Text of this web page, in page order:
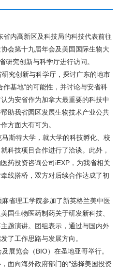
内高新区及科技局的科技代表前往
会第十九届年会及美国国际生物大
研究创新与科学厅进行访问。
究创新与科学厅，探讨广东的地市
基地”的可能性，并讨论与安省科
为安省作为加拿大最重要的科技中
助我省园区发展生物技术产业公共
方面大有可为。
斯特大学，就大学的科技孵化、校
科技项目合作进行了洽谈。此外，
药投资咨询公司iEXP，为我省相关
线搭桥，双方对后续合作达成了初
省理工学院参加了新英格兰美中医
国生物医药制药关于研发新科技、
题演讲。团组表示，通过与国内外
了工作思路与发展方向。
展览会（BIO）在圣地亚哥举行。
面向海外政府部门的“选择美国投资